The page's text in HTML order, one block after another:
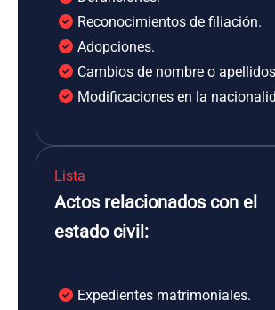
Reconocimientos de filiación.
Adopciones.
Cambios de nombre o
Modificaciones en la
Lista
Actos relacionados con el
estado civil:
Expedientes matrimoniales.